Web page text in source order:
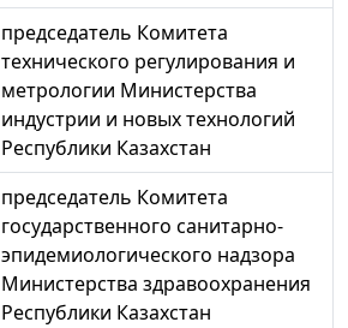
председатель Комитета
технического регулирования и
метрологии Министерства
индустрии и новых технологий
Республики Казахстан
председатель Комитета
государственного санитарно-
эпидемиологического надзора
Министерства здравоохранения
Республики Казахстан